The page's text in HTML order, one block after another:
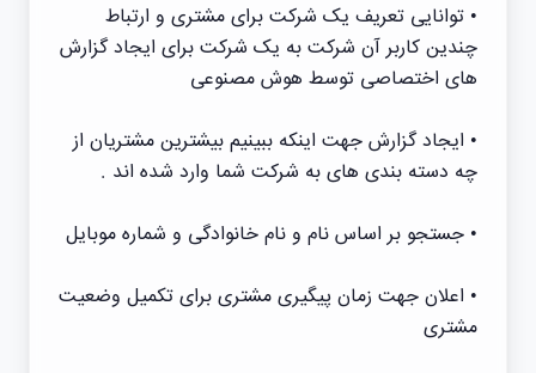
• توانایی تعریف یک شرکت برای مشتری و ارتباط
چندین کاربر آن شرکت به یک شرکت برای ایجاد گزارش
های اختصاصی توسط هوش مصنوعی
• ایجاد گزارش جهت اینکه ببینیم بیشترین مشتریان از
چه دسته بندی های به شرکت شما وارد شده اند .
• جستجو بر اساس نام و نام خانوادگی و شماره موبایل
• اعلان جهت زمان پیگیری مشتری برای تکمیل وضعیت
مشتری